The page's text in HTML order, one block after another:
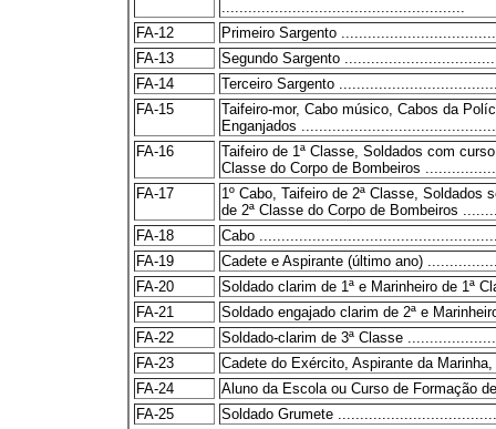
FA-12
Primeiro Sargento
FA-13
Segundo Sargento
FA-14
Terceiro Sargento
FA-15
Taifeiro-mor, Cabo músico, Cabos da
Enganjados
FA-16
Taifeiro de 1ª Classe, Soldados com
Classe do Corpo de Bombeiros
FA-17
1º Cabo, Taifeiro de 2ª Classe,
de 2ª Classe do Corpo de Bombeiros
FA-18
Cabo
FA-19
Cadete e Aspirante (último ano)
FA-20
Soldado clarim de 1ª e Marinheiro de 1ª
FA-21
Soldado engajado clarim de 2ª e
FA-22
Soldado-clarim de 3ª Classe
FA-23
Cadete do Exército, Aspirante da
FA-24
Aluno da Escola ou Curso de Formação
FA-25
Soldado Grumete